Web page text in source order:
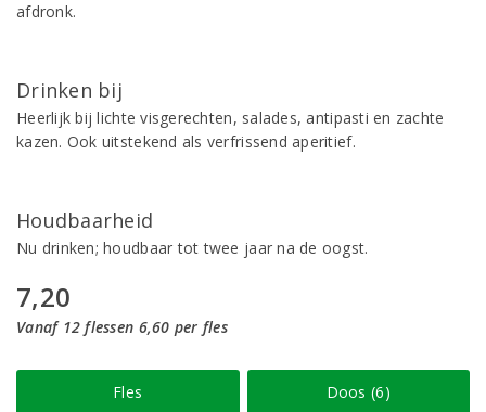
afdronk.
Drinken bij
Heerlijk bij lichte visgerechten, salades, antipasti en zachte
kazen. Ook uitstekend als verfrissend aperitief.
Houdbaarheid
Nu drinken; houdbaar tot twee jaar na de oogst.
7,20
Vanaf 12 flessen 6,60 per fles
Fles Doos (6)